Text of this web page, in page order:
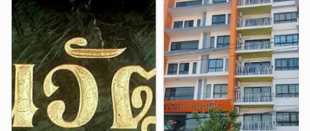
สถาบันธัญญารักษ์ 1.8 กม.
รพ.ประชาธิปัตย์ 2.4 กม.
รพ.เปาโล เมโมเรียล รังสิต 2.6 กม.
รพ.ปทุมเวช 2.7 กม.
อื่นๆ
เมืองเอก 1.0 กม. แยกต่างระดับรังสิต 2.8 กม.
2.9 กม. 3.9 กม.